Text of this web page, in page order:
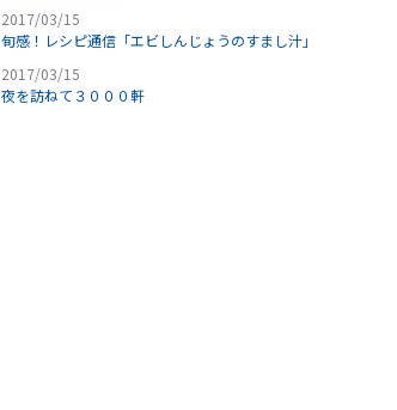
2017/03/15
旬感！レシピ通信「エビしんじょうのすまし汁」
2017/03/15
夜を訪ねて３０００軒